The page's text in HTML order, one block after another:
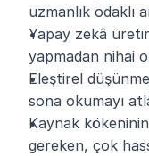
uzmanlık odaklı
Yapay zekâ
yapmadan nihai
Eleştirel
sona okumayı
Kaynak
gereken, çok